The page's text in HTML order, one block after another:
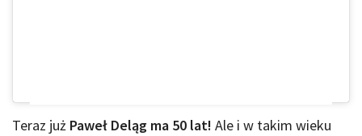
Teraz już Paweł Deląg ma 50 lat! Ale i w takim wieku